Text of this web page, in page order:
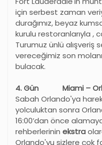
için serbest zaman
durağımız, beyaz
kurulu restoranlarıyla ,
Turumuz ünlü alışveriş
vereceğimiz son
bulacak.
4. Gün Miami –
Sabah Orlando'ya
yolculuktan sonra
16:00’dan önce
rehberlerinin ekstra
Orlando'yu sizlere çok